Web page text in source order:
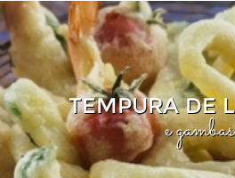
TEMPURA DE
e gambas